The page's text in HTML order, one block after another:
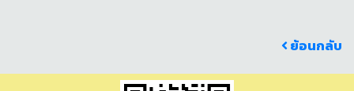
ย้อนกลับ